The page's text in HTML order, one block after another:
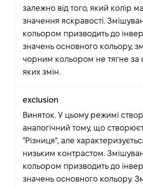
залежно від того, який колір
значення яскравості.
кольором призводить до
значень основного кольору,
чорним кольором не тягне за
яких змін.
exclusion
Виняток. У цьому режимі
аналогічний тому, що
"Різниця", але
низьким контрастом.
кольором призводить до
значень основного кольору.